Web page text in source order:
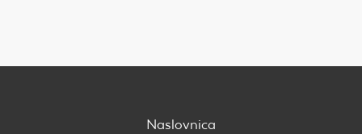
Naslovnica